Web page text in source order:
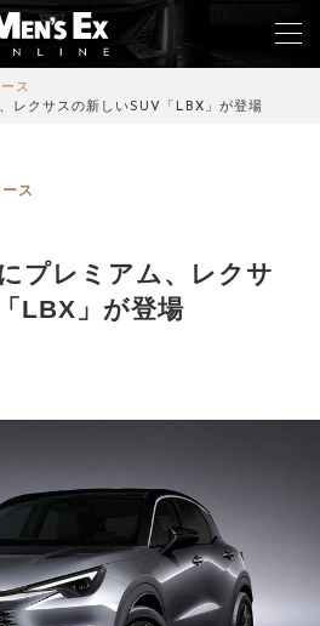
ス
レクサスの新しいSUV「LBX」が登場
ス
プレミアム、レクサ
LBX」が登場
サイトマップ